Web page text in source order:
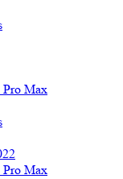
Pro Max
Pro Max